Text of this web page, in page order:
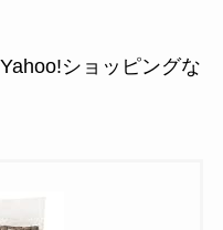
ショッピングな